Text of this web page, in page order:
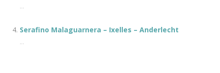
...
Serafino Malaguarnera – Ixelles – Anderlecht
...